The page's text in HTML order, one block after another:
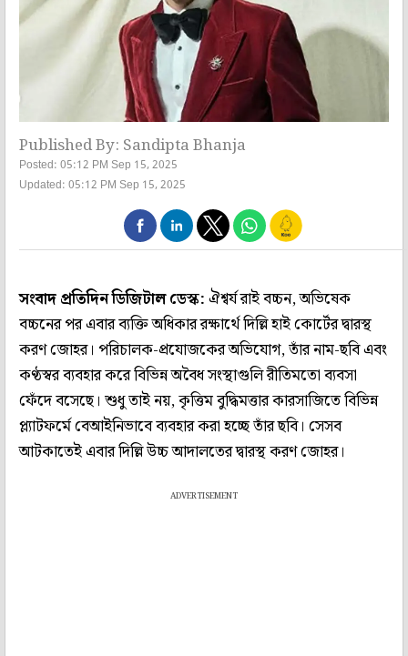
Published By: Sandipta Bhanja
Posted: 05:12 PM Sep 15, 2025
Updated: 05:12 PM Sep 15, 2025
সংবাদ প্রতিদিন ডিজিটাল ডেস্ক:ঐশ্বর্য রাই বচ্চন, অভিষেক
বচ্চনের পর এবার ব্যক্তি অধিকার রক্ষার্থে দিল্লি হাই কোর্টের দ্বারস্থ
করণ জোহর। পরিচালক-প্রযোজকের অভিযোগ, তাঁর নাম-ছবি এবং
কণ্ঠস্বর ব্যবহার করে বিভিন্ন অবৈধ সংস্থাগুলি রীতিমতো ব্যবসা
ফেঁদে বসেছে। শুধু তাই নয়, কৃত্তিম বুদ্ধিমত্তার কারসাজিতে বিভিন্ন
প্ল্যাটফর্মে বেআইনিভাবে ব্যবহার করা হচ্ছে তাঁর ছবি। সেসব
আটকাতেই এবার দিল্লি উচ্চ আদালতের দ্বারস্থ করণ জোহর।
ADVERTISEMENT